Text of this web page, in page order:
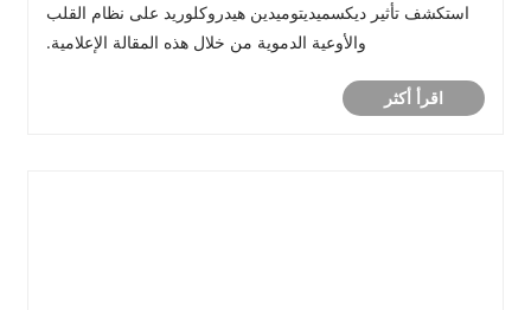
استكشف تأثير ديكسميديتوميدين هيدروكلوريد على نظام القلب
والأوعية الدموية من خلال هذه المقالة الإعلامية.
اقرأ أكثر